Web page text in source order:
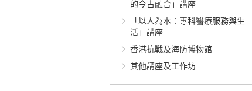
的今古融合」講座
「以人為本：專科醫療服務與生
活」講座
香港抗戰及海防博物館
其他講座及工作坊